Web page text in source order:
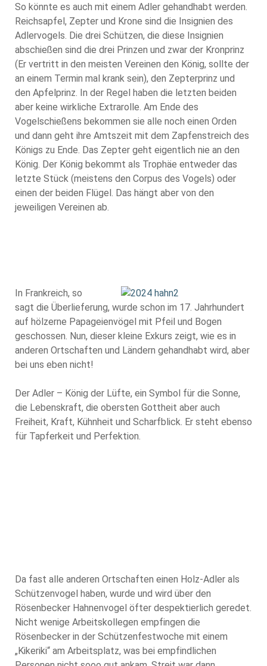
So könnte es auch mit einem Adler gehandhabt werden.
Reichsapfel, Zepter und Krone sind die Insignien des
Adlervogels. Die drei Schützen, die diese Insignien
abschießen sind die drei Prinzen und zwar der Kronprinz
(Er vertritt in den meisten Vereinen den König, sollte der
an einem Termin mal krank sein), den Zepterprinz und
den Apfelprinz. In der Regel haben die letzten beiden
aber keine wirkliche Extrarolle. Am Ende des
Vogelschießens bekommen sie alle noch einen Orden
und dann geht ihre Amtszeit mit dem Zapfenstreich des
Königs zu Ende. Das Zepter geht eigentlich nie an den
König. Der König bekommt als Trophäe entweder das
letzte Stück (meistens den Corpus des Vogels) oder
einen der beiden Flügel. Das hängt aber von den
jeweiligen Vereinen ab.
In Frankreich, so
sagt die Überlieferung, wurde schon im 17. Jahrhundert
auf hölzerne Papageienvögel mit Pfeil und Bogen
geschossen. Nun, dieser kleine Exkurs zeigt, wie es in
anderen Ortschaften und Ländern gehandhabt wird, aber
bei uns eben nicht!
Der Adler – König der Lüfte, ein Symbol für die Sonne,
die Lebenskraft, die obersten Gottheit aber auch
Freiheit, Kraft, Kühnheit und Scharfblick. Er steht ebenso
für Tapferkeit und Perfektion.
Da fast alle anderen Ortschaften einen Holz-Adler als
Schützenvogel haben, wurde und wird über den
Rösenbecker Hahnenvogel öfter despektierlich geredet.
Nicht wenige Arbeitskollegen empfingen die
Rösenbecker in der Schützenfestwoche mit einem
„Kikeriki“ am Arbeitsplatz, was bei empfindlichen